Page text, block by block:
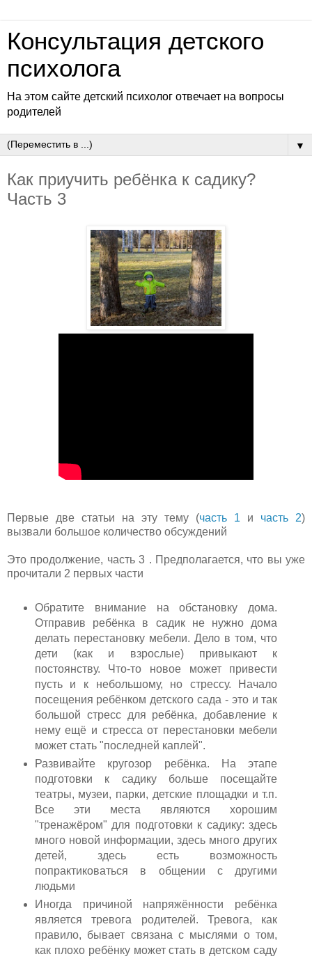
Консультация детского
психолога
На этом сайте детский психолог отвечает на вопросы
родителей
▼
Как приучить ребёнка к садику?
Часть 3
Первые две статьи на эту тему (часть 1 и часть 2)
вызвали большое количество обсуждений
Это продолжение, часть 3 . Предполагается, что вы уже
прочитали 2 первых части
Обратите внимание на обстановку дома.
Отправив ребёнка в садик не нужно дома
делать перестановку мебели. Дело в том, что
дети (как и взрослые) привыкают к
постоянству. Что-то новое может привести
пусть и к небольшому, но стрессу. Начало
посещения ребёнком детского сада - это и так
большой стресс для ребёнка, добавление к
нему ещё и стресса от перестановки мебели
может стать "последней каплей".
Развивайте кругозор ребёнка. На этапе
подготовки к садику больше посещайте
театры, музеи, парки, детские площадки и т.п.
Все эти места являются хорошим
"тренажёром" для подготовки к садику: здесь
много новой информации, здесь много других
детей, здесь есть возможность
попрактиковаться в общении с другими
людьми
Иногда причиной напряжённости ребёнка
является тревога родителей. Тревога, как
правило, бывает связана с мыслями о том,
как плохо ребёнку может стать в детском саду